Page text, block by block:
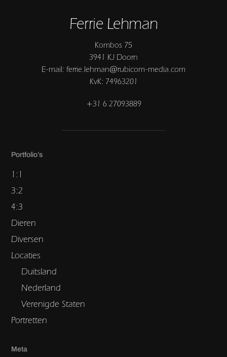
Ferrie Lehman
Kombos 75
3941 KJ Doorn
E-mail: ferrie.lehman@rubicom-media.com
KvK: 74963201
+31 6 27093889
Portfolio’s
1:1
3:2
4:3
Dieren
Diversen
Locaties
Duitsland
Nederland
Verenigde Staten
Portretten
Meta